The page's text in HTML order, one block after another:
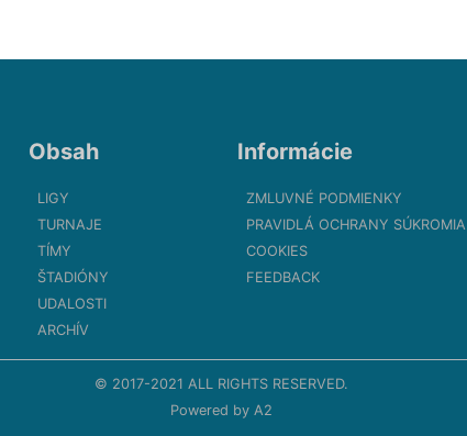
Obsah
LIGY
TURNAJE
TÍMY
ŠTADIÓNY
UDALOSTI
ARCHÍV
Informácie
ZMLUVNÉ PODMIENKY
PRAVIDLÁ OCHRANY SÚKROMIA
COOKIES
FEEDBACK
© 2017-2021 ALL RIGHTS RESERVED.
Powered by A2